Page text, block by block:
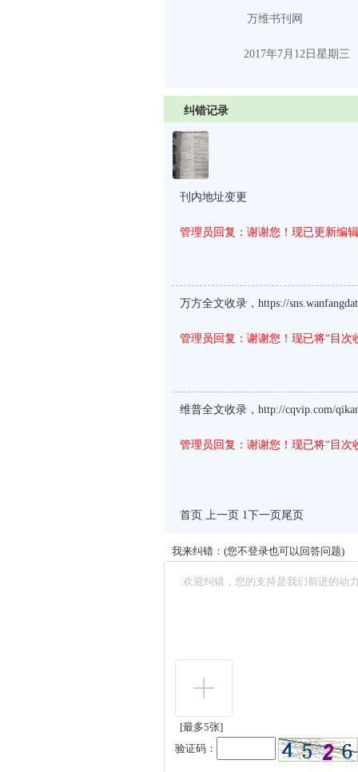
万维书刊网
2017年7月 12 日 星期三
纠错记录
刊内地址变更
管理员回复：谢谢您！现已更新编
万方全文收录，https://
管理员回复：谢谢您！现已将“目次
维普全文收录，http://cqvip.com/
管理员回复：谢谢您！现已将“目次
首页 上一页 1下一页尾页
我来纠错：(您不登录也可以回答问题)
[最多5张]
验证码：